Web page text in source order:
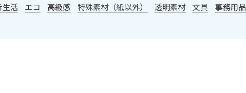
生活
エコ 高級感 特殊素材（紙以外） 透明素材 文具 事務用品